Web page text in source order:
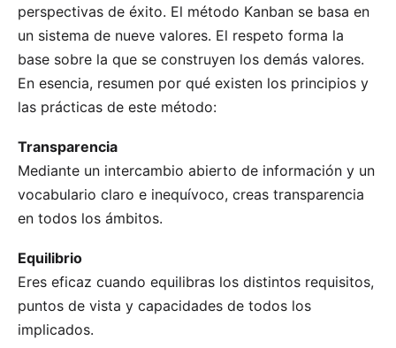
perspectivas de éxito. El método Kanban se basa en
un sistema de nueve valores. El respeto forma la
base sobre la que se construyen los demás valores.
En esencia, resumen por qué existen los principios y
las prácticas de este método:
Transparencia
Mediante un intercambio abierto de información y un
vocabulario claro e inequívoco, creas transparencia
en todos los ámbitos.
Equilibrio
Eres eficaz cuando equilibras los distintos requisitos,
puntos de vista y capacidades de todos los
implicados.